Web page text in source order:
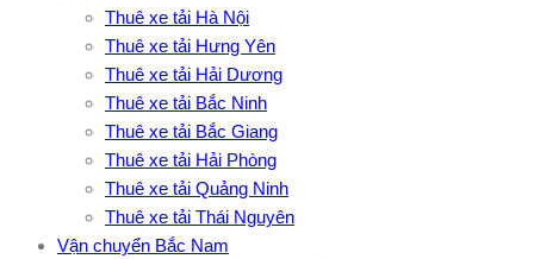
Thuê xe tải Hà Nội
Thuê xe tải Hưng Yên
Thuê xe tải Hải Dương
Thuê xe tải Bắc Ninh
Thuê xe tải Bắc Giang
Thuê xe tải Hải Phòng
Thuê xe tải Quảng Ninh
Thuê xe tải Thái Nguyên
Vận chuyển Bắc Nam